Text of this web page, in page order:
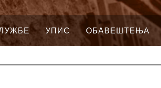
УПИС ОБАВЕШТЕЊА